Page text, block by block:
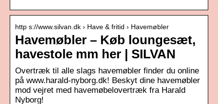
http s://www.silvan.dk › Have & fritid › Havemøbler
Havemøbler – Køb loungesæt,
havestole mm her | SILVAN
Overtræk til alle slags havemøbler finder du online
på www.harald-nyborg.dk! Beskyt dine havemøbler
mod vejret med havemøbelovertræk fra Harald
Nyborg!